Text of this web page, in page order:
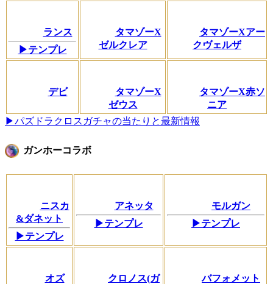
ランス
▶テンプレ
タマゾーX
ゼルクレア
タマゾーXアー
クヴェルザ
デビ
タマゾーX
ゼウス
タマゾーX赤ソ
ニア
▶パズドラクロスガチャの当たりと最新情報
ガンホーコラボ
ニスカ
&ダネット
▶テンプレ
アネッタ
▶テンプレ
モルガン
▶テンプレ
オズ
クロノス(ガ
バフォメット